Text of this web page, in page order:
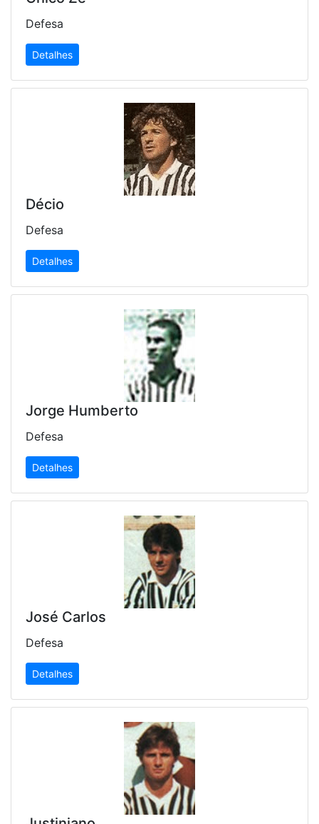
Defesa
Detalhes
Décio
Defesa
Detalhes
Jorge Humberto
Defesa
Detalhes
José Carlos
Defesa
Detalhes